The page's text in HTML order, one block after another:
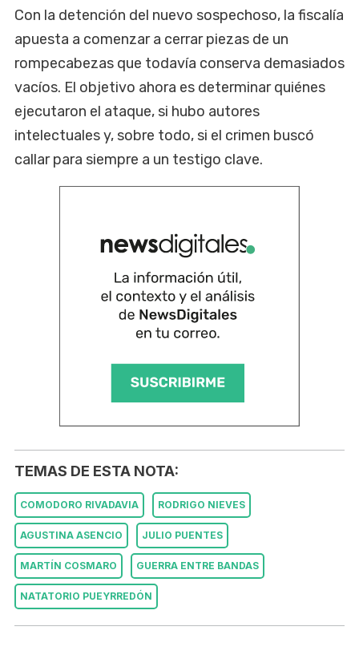
Con la detención del nuevo sospechoso, la fiscalía
apuesta a comenzar a cerrar piezas de un
rompecabezas que todavía conserva demasiados
vacíos. El objetivo ahora es determinar quiénes
ejecutaron el ataque, si hubo autores
intelectuales y, sobre todo, si el crimen buscó
callar para siempre a un testigo clave.
TEMAS DE ESTA NOTA:
COMODORO RIVADAVIA RODRIGO NIEVES
AGUSTINA ASENCIO JULIO PUENTES
MARTÍN COSMARO GUERRA ENTRE BANDAS
NATATORIO PUEYRREDÓN